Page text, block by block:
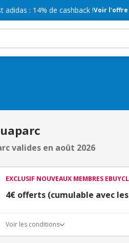
adidas : 14% de cashback !Voir l'offre
valides en août 2026
EXCLUSIF NOUVEAUX MEMBRES
4€ offerts (cumulable avec
Voir les conditions